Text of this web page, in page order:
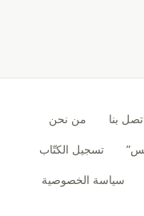
بنا
من نحن
تسجيل الكتّاب
سياسة الخصوصية